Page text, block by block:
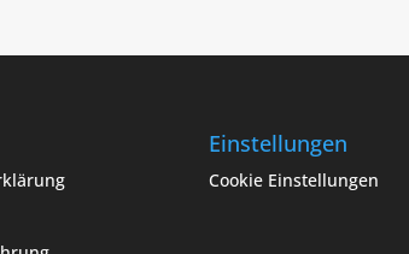
Einstellungen
Cookie Einstellungen